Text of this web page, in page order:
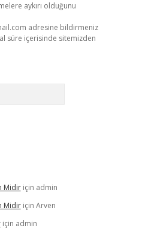
aykırı olduğunu
adresine bildirmeniz
süre içerisinde sitemizden
Midiriçin admin
Midiriçin Arven
için admin